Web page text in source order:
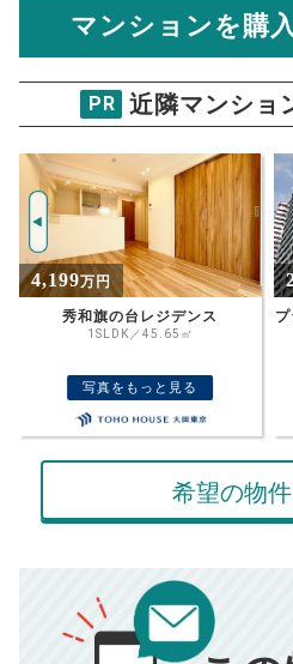
物件価格
ご希望の
返済期間
住宅ローン
金利
ボーナス
返済金額
返済シミュレー
金額がわかります。
ジョイシティ目黒
試算条件 25㎡・6階
推定売却価格：
資金計画のために査
格を入力して活用す
売却価格
計算す
00万円
■仲介手数料／ 00万円
マンションを購
PR 近隣マンショ
29,500万円
3SLDK／111.18㎡
写真をもっと見る
希望の物